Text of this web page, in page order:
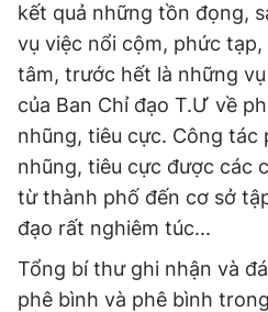
kết quả những tồn đọng,
vụ việc nổi cộm, phức tạp,
tâm, trước hết là những
của Ban Chỉ đạo T.Ư về
nhũng, tiêu cực. Công tác
nhũng, tiêu cực được các
từ thành phố đến cơ sở
đạo rất nghiêm túc...
Tổng bí thư ghi nhận và
phê bình và phê bình